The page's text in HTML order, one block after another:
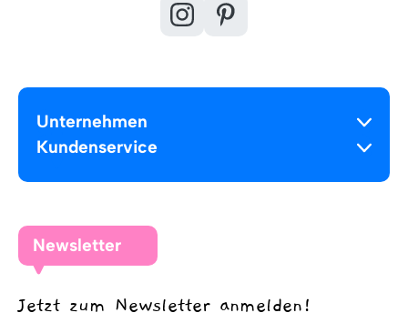
Unternehmen
Kundenservice
Newsletter
Jetzt zum Newsletter anmelden!